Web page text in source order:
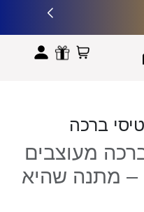
ברכה
מעוצבים
– מתנה שהיא